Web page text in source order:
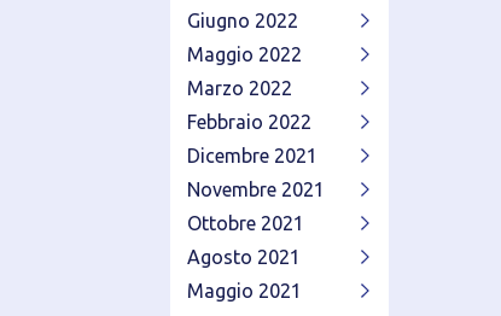
Giugno 2022
Maggio 2022
Marzo 2022
Febbraio 2022
Dicembre 2021
Novembre 2021
Ottobre 2021
Agosto 2021
Maggio 2021